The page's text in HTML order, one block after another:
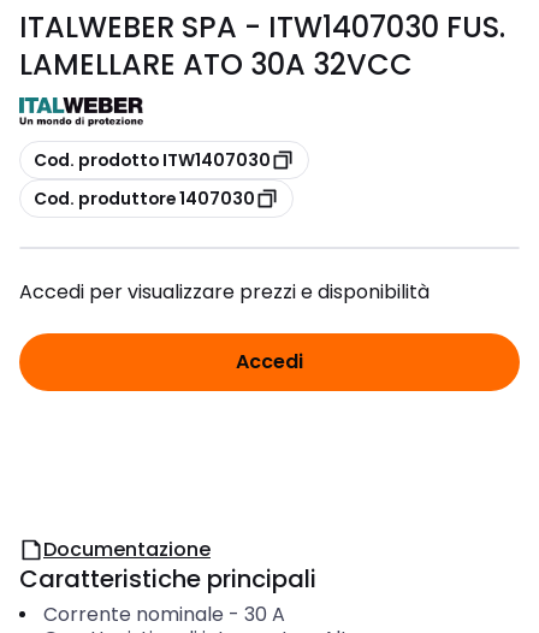
ITALWEBER SPA - ITW1407030 FUS.
LAMELLARE ATO 30A 32VCC
copia
Cod. prodotto ITW1407030
copia
Cod. produttore 1407030
Accedi per visualizzare prezzi e disponibilità
Accedi
Documentazione
Caratteristiche principali
Corrente nominale - 30 A